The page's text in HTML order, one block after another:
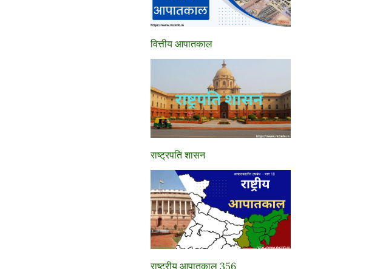
वित्तीय आपातकाल
राष्ट्रपति शासन
राष्ट्रीय आपातकाल 356